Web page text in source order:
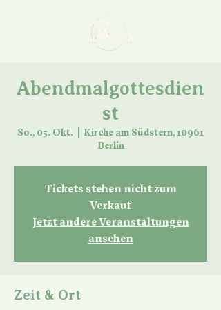
Abendmalgottesdien
st
So., 05. Okt.
Kirche am Südstern, 10961
Berlin
Tickets stehen nicht zum
Verkauf
Jetzt andere Veranstaltungen
ansehen
Zeit & Ort